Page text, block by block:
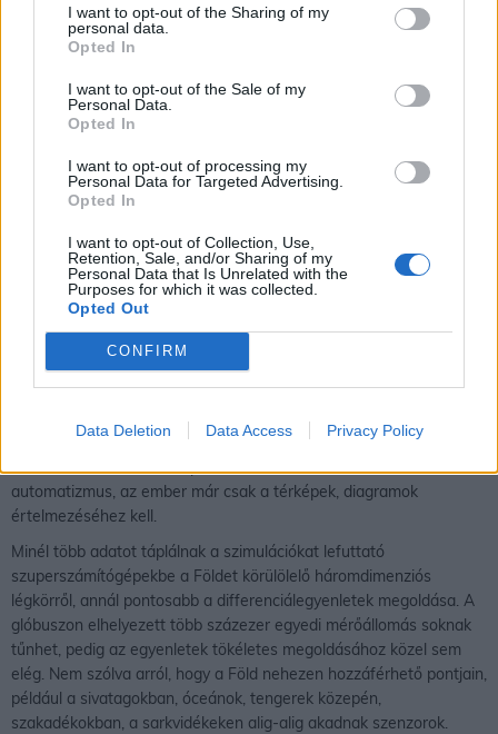
I want to opt-out of the Sharing of my
personal data.
Opted In
I want to opt-out of the Sale of my
Personal Data.
Opted In
I want to opt-out of processing my
Personal Data for Targeted Advertising.
Opted In
I want to opt-out of Collection, Use,
Retention, Sale, and/or Sharing of my
Personal Data that Is Unrelated with the
Purposes for which it was collected.
Opted Out
CONFIRM
Data Deletion Data Access Privacy Policy
Az előrejelzések elkészítésében sűrű mérőhálózatok segítik a
meteorológusok munkáját – ahhoz, hogy pontos előrejelzések
készülhessenek a légkör több pontjáról be kell szerezni a
méréseket. Így ma már nem csak földfelszínen kialakított
állomások vannak, a légkör bizonyos magassági szintjein is
végeznek méréseket úgynevezett meteorológiai ballonok (főleg
nagyobb városokban bocsátanak fel naponta ilyeneket)
segítségével. Ha megvannak az adatok, képbe kerülhetnek a
számítógépes modellek, amelyek segítségével bizonyos képletek
automatizmus, az ember már csak a térképek, diagramok
értelmezéséhez kell.
Minél több adatot táplálnak a szimulációkat lefuttató
szuperszámítógépekbe a Földet körülölelő háromdimenziós
légkörről, annál pontosabb a differenciálegyenletek megoldása. A
glóbuszon elhelyezett több százezer egyedi mérőállomás soknak
tűnhet, pedig az egyenletek tökéletes megoldásához közel sem
elég. Nem szólva arról, hogy a Föld nehezen hozzáférhető pontjain,
például a sivatagokban, óceánok, tengerek közepén,
szakadékokban, a sarkvidékeken alig-alig akadnak szenzorok.